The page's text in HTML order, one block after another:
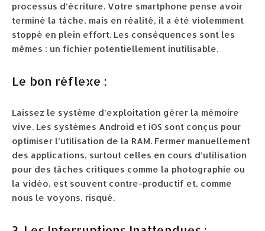
processus d’écriture. Votre smartphone pense avoir
terminé la tâche, mais en réalité, il a été violemment
stoppé en plein effort. Les conséquences sont les
mêmes : un fichier potentiellement inutilisable.
Le bon réflexe :
Laissez le système d’exploitation gérer la mémoire
vive. Les systèmes Android et iOS sont conçus pour
optimiser l’utilisation de la RAM. Fermer manuellement
des applications, surtout celles en cours d’utilisation
pour des tâches critiques comme la photographie ou
la vidéo, est souvent contre-productif et, comme
nous le voyons, risqué.